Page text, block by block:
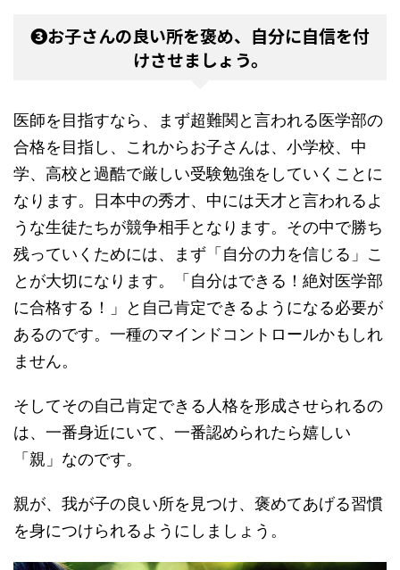
❸お子さんの良い所を褒め、自分に自信を付
けさせましょう。
医師を目指すなら、まず超難関と言われる医学部の
合格を目指し、これからお子さんは、小学校、中
学、高校と過酷で厳しい受験勉強をしていくことに
なります。日本中の秀才、中には天才と言われるよ
うな生徒たちが競争相手となります。その中で勝ち
残っていくためには、まず「自分の力を信じる」こ
とが大切になります。「自分はできる！絶対医学部
に合格する！」と自己肯定できるようになる必要が
あるのです。一種のマインドコントロールかもしれ
ません。
そしてその自己肯定できる人格を形成させられるの
は、一番身近にいて、一番認められたら嬉しい
「親」なのです。
親が、我が子の良い所を見つけ、褒めてあげる習慣
を身につけられるようにしましょう。